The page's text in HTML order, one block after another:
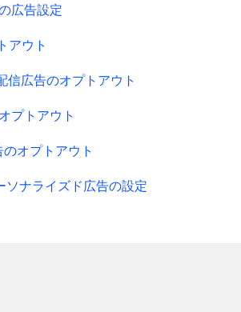
広告設定
アウト
信広告のオプトアウト
プトアウト
オプトアウト
ソナライズド広告の設定